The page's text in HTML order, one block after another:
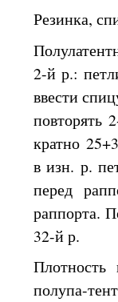
Резинка,
2-й р.:
ввести
повторять
кратно
в изн. р.
перед
раппорта.
32-й р.
полупа-